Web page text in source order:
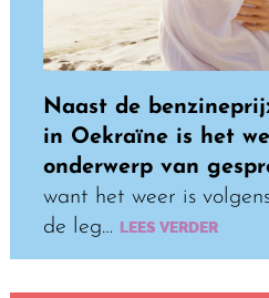
Naast de
in Oekraïne is het
onderwerp van
want het weer is
de leg… LEES VERDER